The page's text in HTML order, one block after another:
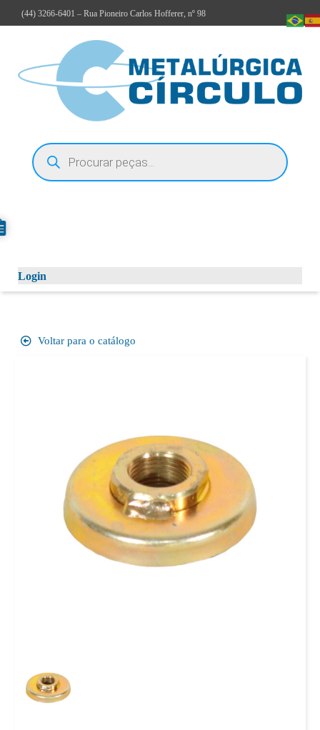
(44) 3266-6401 – Rua Pioneiro Carlos Hofferer, nº 98
Login
Voltar para o catálogo